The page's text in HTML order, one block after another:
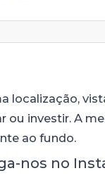
localização,
ou investir. A
ao fundo.
nos no